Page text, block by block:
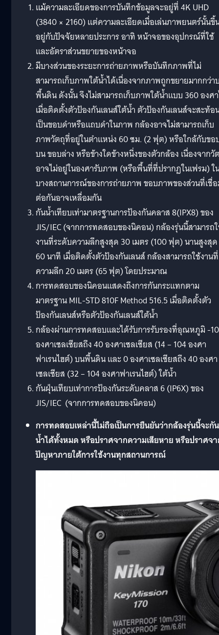
แม้ความละเอียดของการบันทึกข้อมูลจะอยู่ที่ 4K UHD
(3840 × 2160) แต่ความละเอียดเมื่อเล่นภาพยนตร์นั้นขึ้
อยู่กับปัจจัยหลายประการ อาทิ หน้าจอของอุปกรณ์ที่ใช้
และอัตราส่วนขยายของหน้าจอ
มีบางส่วนของระยะการถ่ายภาพหรือบันทึกภาพที่ไม่
สามารถเก็บภาพใต้น้ำได้เนื่องจากภาพถูกขยายมากกว่า
พื้นดิน ดังนั้น จึงไม่สามารถเก็บภาพใต้น้ำแบบ 360 องศ
เมื่อติดตั้งตัวป้องกันเลนส์ใต้น้ำ ตัวป้องกันเลนส์จะสะท้อ
เป็นขอบดำหรือแถบดำในภาพ กล้องอาจไม่สามารถเก็บ
ภาพวัตถุที่อยู่ในตำแหน่ง 60 ซม. (2 ฟุต) หรือใกล้กับขอ
บน ขอบล่าง หรือข้างใดข้างหนึ่งของตัวกล้อง เนื่องจากวั
อาจไม่อยู่ในองศารับภาพ (หรือพื้นที่ที่ปรากฏในเฟรม) ใ
บางสถานการณ์ของการถ่ายภาพ ขอบภาพของส่วนที่เชื่
ต่อกันอาจเหลื่อมกัน
กันน้ำเทียบเท่ามาตรฐานการป้องกันคลาส 8(IPX8) ของ
JIS/IEC (จากการทดสอบของนิคอน) กล้องรุ่นนี้สามารถ
งานที่ระดับความลึกสูงสุด 30 เมตร (100 ฟุต) นานสูงสุด
60 นาที เมื่อติดตั้งตัวป้องกันเลนส์ กล้องสามารถใช้งานที่
ความลึก 20 เมตร (65 ฟุต) โดยประมาณ
การทดสอบของนิคอนแสดงถึงการกันกระแทกตาม
มาตรฐาน MIL-STD 810F Method 516.5 เมื่อติดตั้งตัว
ป้องกันเลนส์หรือตัวป้องกันเลนส์ใต้น้ำ
กล้องผ่านการทดสอบและได้รับการรับรองที่อุณหภูมิ -10
องศาเซลเซียสถึง 40 องศาเซลเซียส (14 – 104 องศา
ฟาเรนไฮต์) บนพื้นดิน และ 0 องศาเซลเซียสถึง 40 องศา
เซลเซียส (32 – 104 องศาฟาเรนไฮต์) ใต้น้ำ
กันฝุ่นเทียบเท่าการป้องกันระดับคลาส 6 (IP6X) ของ
JIS/IEC (จากการทดสอบของนิคอน)
การทดสอบเหล่านี้ไม่ถือเป็นการยืนยันว่ากล้องรุ่นนี้จะกัน
น้ำได้ทั้งหมด หรือปราศจากความเสียหาย หรือปราศจ
ปัญหาภายใต้การใช้งานทุกสถานการณ์